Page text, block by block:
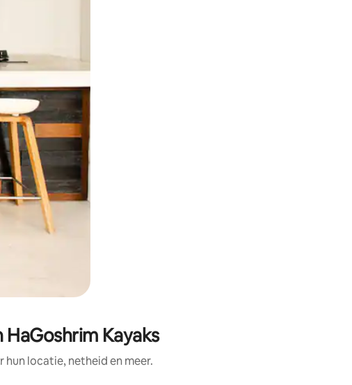
te tikken of swipen.
Kayaks
locatie, netheid en meer.